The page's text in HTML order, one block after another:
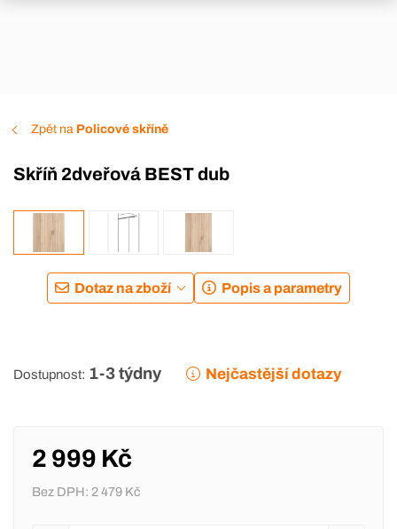
Zpět na Policové skříně
Skříň 2dveřová BEST dub
Dotaz na zboží Popis a parametry
Dostupnost: 1-3 týdny Nejčastější dotazy
2 999 Kč
Bez DPH: 2 479 Kč